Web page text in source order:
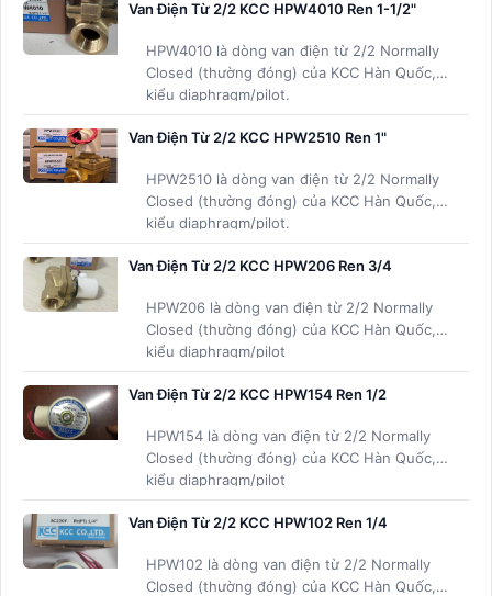
Van Điện Từ 2/2 KCC HPW4010 Ren 1-1/2"
HPW4010 là dòng van điện từ 2/2 Normally
Closed (thường đóng) của KCC Hàn Quốc,
kiểu diaphragm/pilot.
Van Điện Từ 2/2 KCC HPW2510 Ren 1"
HPW2510 là dòng van điện từ 2/2 Normally
Closed (thường đóng) của KCC Hàn Quốc,
kiểu diaphragm/pilot.
Van Điện Từ 2/2 KCC HPW206 Ren 3/4
HPW206 là dòng van điện từ 2/2 Normally
Closed (thường đóng) của KCC Hàn Quốc,
kiểu diaphragm/pilot
Van Điện Từ 2/2 KCC HPW154 Ren 1/2
HPW154 là dòng van điện từ 2/2 Normally
Closed (thường đóng) của KCC Hàn Quốc,
kiểu diaphragm/pilot
Van Điện Từ 2/2 KCC HPW102 Ren 1/4
HPW102 là dòng van điện từ 2/2 Normally
Closed (thường đóng) của KCC Hàn Quốc,